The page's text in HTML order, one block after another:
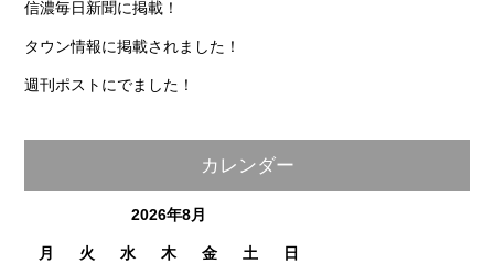
信濃毎日新聞に掲載！
タウン情報に掲載されました！
週刊ポストにでました！
カレンダー
2026年8月
月 火 水 木 金 土
日